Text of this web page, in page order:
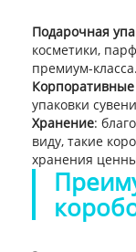
Подарочная
косметики,
премиум-класса.
упаковки
Хранение:
виду, такие
хранения